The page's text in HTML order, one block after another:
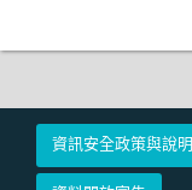
資訊安全政策與說明